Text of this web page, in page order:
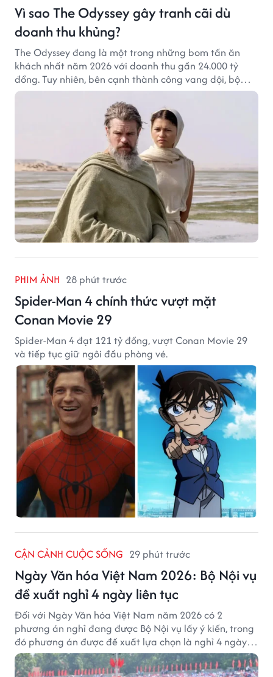
Vì sao The Odyssey gây tranh cãi dù
doanh thu khủng?
The Odyssey đang là một trong những bom tấn ăn
khách nhất năm 2026 với doanh thu gần 24.000 tỷ
đồng. Tuy nhiên, bên cạnh thành công vang dội, bộ
phim của Christopher Nolan cũng vấp phải không ít
tranh cãi từ khán giả.
PHIM ẢNH 28 phút trước
Spider-Man 4 chính thức vượt mặt
Conan Movie 29
Spider-Man 4 đạt 121 tỷ đồng, vượt Conan Movie 29
và tiếp tục giữ ngôi đầu phòng vé.
CẬN CẢNH CUỘC SỐNG 29 phút trước
Ngày Văn hóa Việt Nam 2026: Bộ Nội vụ
đề xuất nghỉ 4 ngày liên tục
Đối với Ngày Văn hóa Việt Nam năm 2026 có 2
phương án nghỉ đang được Bộ Nội vụ lấy ý kiến, trong
đó phương án được đề xuất lựa chọn là nghỉ 4 ngày
liên tục từ 21/11 đến 24/11, đồng thời hoán đổi 1 ngày
làm việc sang thứ Bảy (28/11).